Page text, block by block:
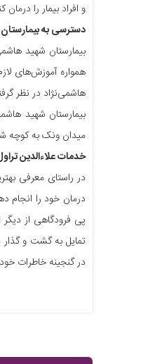
و افراد بیمار را درمان
دسترسی به
بیمارستان شهید
همواره آموزش‌های
هاشمی‌نژاد در نظر
بیمارستان شهید
میدان ونک به کوچه
خدمات علاءالدین
در راستای معرفی
درمان خود را انجام
پی فرودگاهی از
تمایل به گشت و گذار
در گنجینه خاطرات